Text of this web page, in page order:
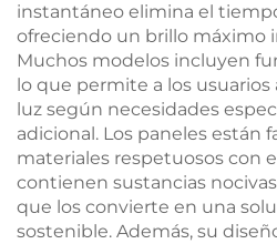
instantáneo elimina el
ofreciendo un brillo máximo
Muchos modelos incluyen
lo que permite a los usuarios
luz según necesidades
adicional. Los paneles están
materiales respetuosos con
contienen sustancias
que los convierte en una
sostenible. Además, su